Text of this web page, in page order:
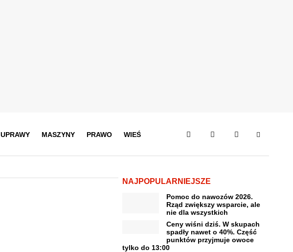
UPRAWY MASZYNY PRAWO WIEŚ
NAJPOPULARNIEJSZE
Pomoc do nawozów 2026.
Rząd zwiększy wsparcie, ale
nie dla wszystkich
Ceny wiśni dziś. W skupach
spadły nawet o 40%. Część
punktów przyjmuje owoce
tylko do 13:00